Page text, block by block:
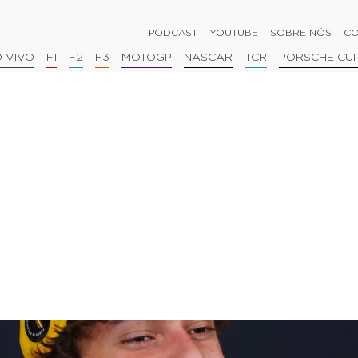
PODCAST YOUTUBE SOBRE NÓS
VIVO F1 F2 F3 MOTOGP NASCAR TCR PORSCHE